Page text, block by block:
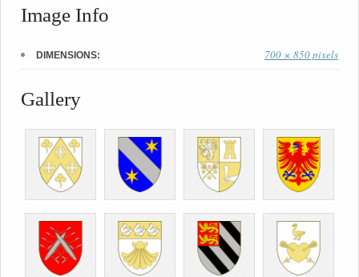
Image Info
DIMENSIONS: 700 × 850 pixels
Gallery